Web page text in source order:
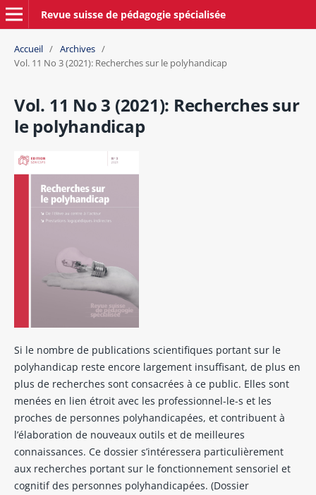
Revue suisse de pédagogie spécialisée
Accueil / Archives /
Vol. 11 No 3 (2021): Recherches sur le polyhandicap
Vol. 11 No 3 (2021): Recherches sur
le polyhandicap
Si le nombre de publications scientifiques portant sur le
polyhandicap reste encore largement insuffisant, de plus en
plus de recherches sont consacrées à ce public. Elles sont
menées en lien étroit avec les professionnel-le-s et les
proches de personnes polyhandicapées, et contribuent à
l’élaboration de nouveaux outils et de meilleures
connaissances. Ce dossier s’intéressera particulièrement
aux recherches portant sur le fonctionnement sensoriel et
cognitif des personnes polyhandicapées. (Dossier